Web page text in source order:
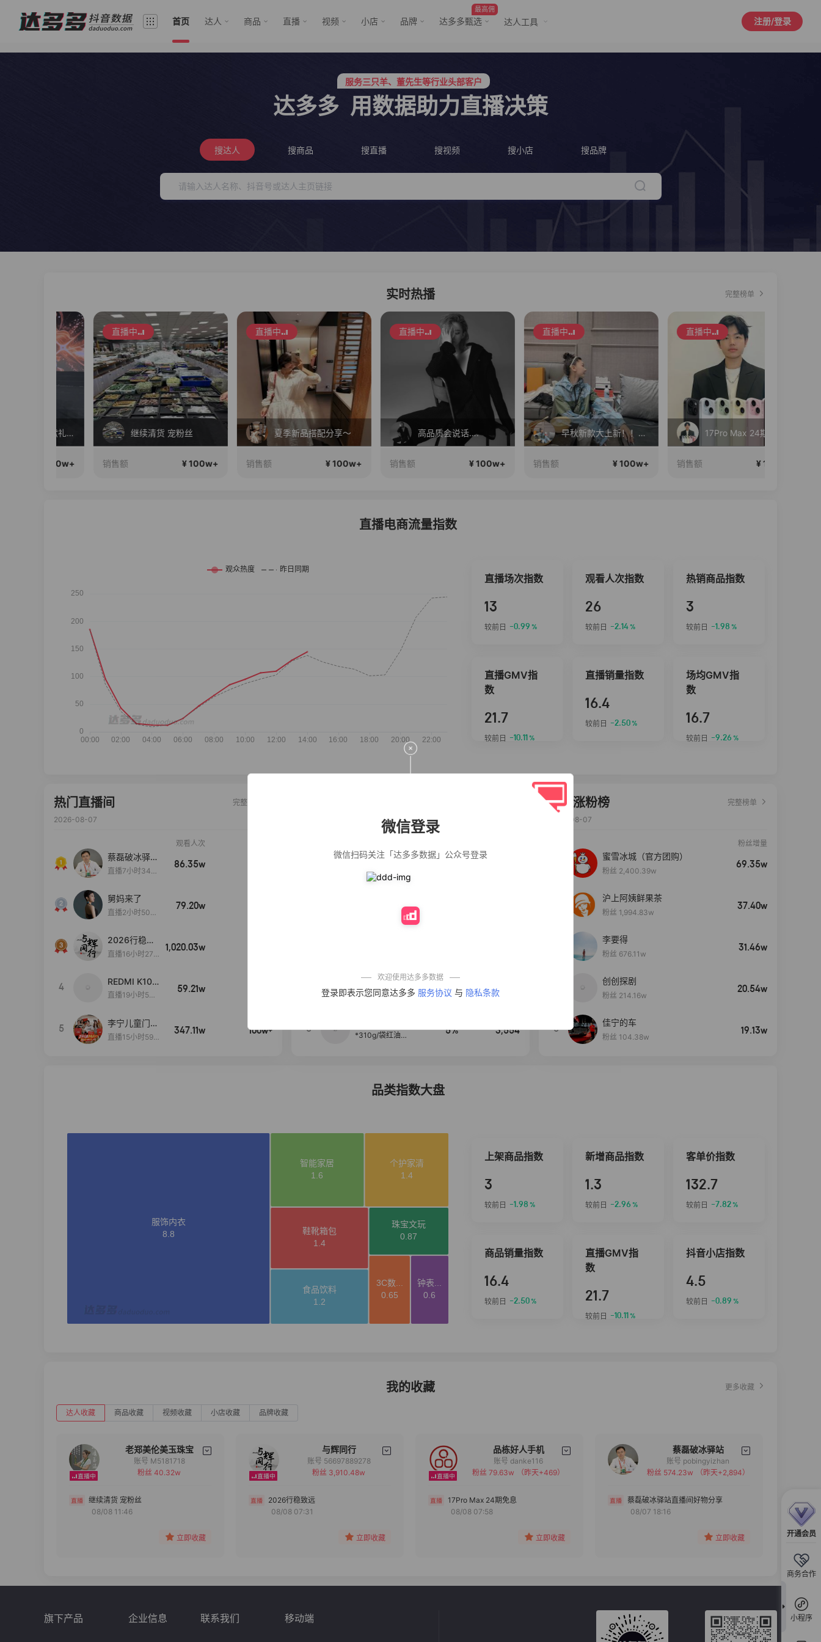
首页 达人 商品 直播 视频 小店 品牌
最高佣
达多多甄选 达人工具 注册/登录
开通会员
商务合作
小程序
微信登录
微信扫码关注「达多多数据」公众号登录
欢迎使用达多多数据
登录即表示您同意达多多 服务协议 与 隐私条款
服务三只羊、董先生等行业头部客户
行业价格屠夫，年卡会员低至798/年
服务三只羊、董先生等行业头部客户
行业价格屠夫，年卡会员低至798/年
达多多 用数据助力直播决策
搜达人 搜商品 搜直播 搜视频 搜小店 搜品牌
实时热播 完整榜单
直播中
继续清货 宠粉丝
销售额
直播中
夏季新品搭配分享～
销售额
直播中
高品质会说话….
销售额
直播中
早秋新款大上新！！！！
销售额
直播中
17Pro Max 24期免息
销售额
直播电商流量指数
直播场次指数
13
较前日 -0.99 %
观看人次指数
26
较前日 -2.14%
热销商品指数
3
较前日 -1.98 %
直播GMV指
数
21.7
较前日 -10.11 %
直播销量指数
16.4
较前日 -2.50%
场均GMV指
数
16.7
较前日 -9.26 %
热门直播间
完整榜单
2026-08-07
观看人次
蔡磊破冰驿站
直播间好物分
直播7小时34分
86.35w
舅妈来了
直播2小时50分
79.20w
2026行稳致
远
直播16小时27
1,020.03w
4
REDMI K100
Pro系列新品
启！
直播19小时53
59.21w
5
李宁儿童门店
爆款赤兔8pr
直播15小时59
347.11w 100w+
公仔牌顽渍净洗
污渍除菌除螨3倍
净厨房油烟机去
重油污去油王污
免煮开袋即食劲
艾草抽绳式免撕
垃圾袋大号特厚
50% 3,640
5
*310g/袋红油麻
5% 3,554
达人涨粉榜
完整榜单
2026-08-07
粉丝增量
蜜雪冰城（官方团购）
粉丝 2,400.39w
69.35w
沪上阿姨鲜果茶
粉丝 1,994.83w
37.40w
李要得
粉丝 676.11w
31.46w
创创探剧
粉丝 214.16w
20.54w
5
佳宁的车
粉丝 104.38w
19.13w
品类指数大盘
上架商品指数
3
较前日 -1.98 %
新增商品指数
1.3
较前日 -2.96 %
客单价指数
132.7
较前日 -7.82%
商品销量指数
16.4
较前日 -2.50%
直播GMV指
数
21.7
较前日 -10.11 %
抖音小店指数
4.5
较前日 -0.89 %
我的收藏 更多收藏
达人收藏 商品收藏 视频收藏 小店收藏 品牌收藏
老郑美伦美玉珠宝
备注
账号 M5181718
粉丝 40.32w
继续清货 宠粉丝
08/08 11:46
立即收藏
与辉同行
备注
账号 56697889278
粉丝 3,910.48w
2026行稳致远
08/08 07:31
立即收藏
品栋好人手机
备注
分组
账号 danke116
粉丝 79.63w
（昨天+469）
17Pro Max 24期免息
08/08 07:58
立即收藏
蔡磊破冰驿站
备注
分组
账号 pobingyizhan
粉丝 574.23w
（昨天+2,894）
蔡磊破冰驿站直播间好物分享
08/07 18:16
立即收藏
旗下产品 企业信息 联系我们 移动端